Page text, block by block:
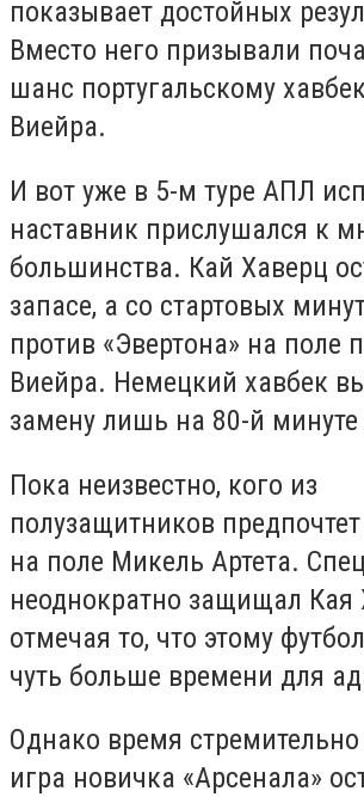
показывает достойных
Вместо него призывали
шанс португальскому
Виейра.
И вот уже в 5-м туре АПЛ
наставник прислушался к
большинства. Кай Хаверц
запасе, а со стартовых
против «Эвертона» на поле
Виейра. Немецкий хавбек
замену лишь на 80-й минуте
Пока неизвестно, кого из
полузащитников
на поле Микель Артета.
неоднократно защищал Кая
отмечая то, что этому
чуть больше времени для
Однако время стремительно
игра новичка «Арсенала»